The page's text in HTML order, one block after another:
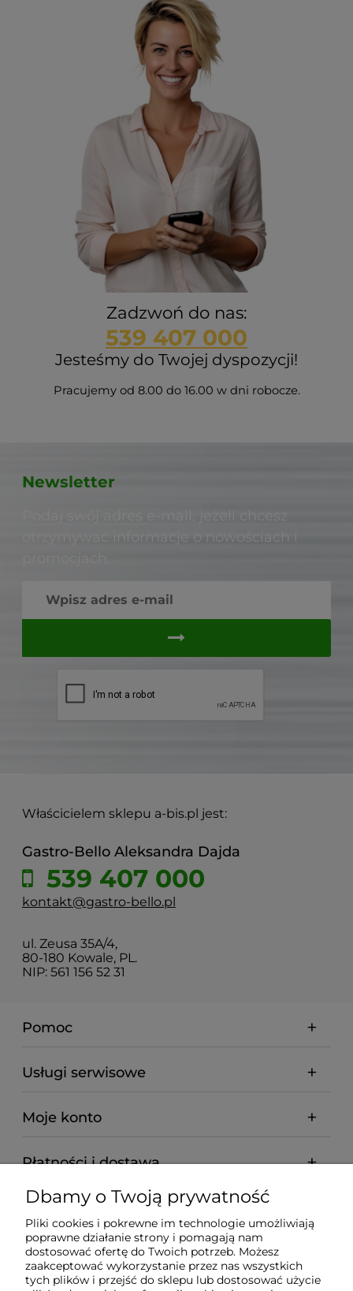
Zadzwoń do nas:
539 407 000
Jesteśmy do Twojej dyspozycji!
Pracujemy od 8.00 do 16.00 w dni robocze.
Newsletter
Podaj swój adres e-mail, jeżeli chcesz
otrzymywać informacje o nowościach i
Właścicielem sklepu a-bis.pl jest:
Gastro-Bello Aleksandra Dajda
539 407 000
kontakt@gastro-bello.pl
ul. Zeusa 35A/4,
80-180 Kowale, PL.
NIP: 561 156 52 31
Pomoc
Usługi serwisowe
Moje konto
Płatności i dostawa
Informacje
O nas
Dbamy o Twoją prywatność
Pliki cookies i pokrewne im technologie umożliwiają
poprawne działanie strony i pomagają nam
dostosować ofertę do Twoich potrzeb. Możesz
zaakceptować wykorzystanie przez nas wszystkich
tych plików i przejść do sklepu lub dostosować użycie